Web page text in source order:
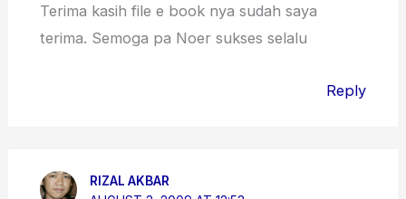
Terima kasih file e book nya sudah saya
terima. Semoga pa Noer sukses selalu
Reply
RIZAL AKBAR